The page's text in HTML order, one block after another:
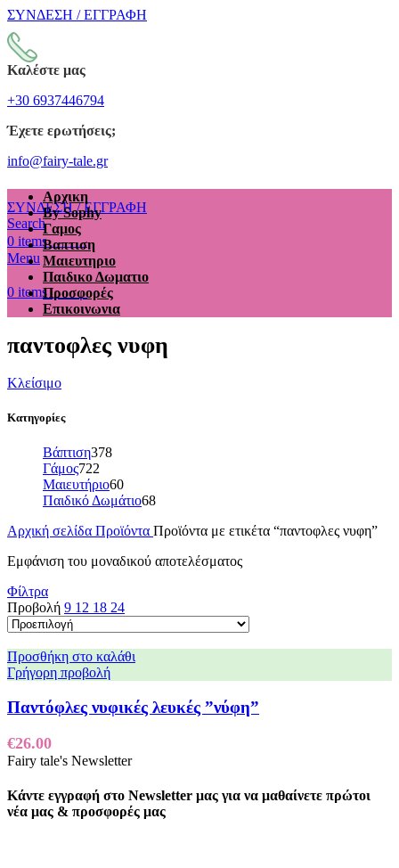
ΣΥΝΔΕΣΗ / ΕΓΓΡΑΦΗ
Καλέστε μας
+30 6937446794
Έχετε ερωτήσεις;
info@fairy-tale.gr
ΣΥΝΔΕΣΗ / ΕΓΓΡΑΦΗ
Search
0 items €0.00
Menu
0 items €0.00
Αρχικη
By Sophy
Γαμος
Βαπτιση
Μαιευτηριο
Παιδικο Δωματιο
Προσφορές
Επικοινωνια
παντοφλες νυφη
Κλείσιμο
Κατηγορίες
Βάπτιση378
Γάμος722
Μαιευτήριο60
Παιδικό Δωμάτιο68
Αρχική σελίδα Προϊόντα Προϊόντα με ετικέτα “παντοφλες νυφη”
Εμφάνιση του μοναδικού αποτελέσματος
Φίλτρα
Προβολή 9 12 18 24
Προσθήκη στο καλάθι
Γρήγορη προβολή
Παντόφλες νυφικές λευκές ”νύφη”
€26.00
Fairy tale's Newsletter
Κάντε εγγραφή στο Newsletter μας για να μαθαίνετε πρώτοι
νέα μας & προσφορές μας